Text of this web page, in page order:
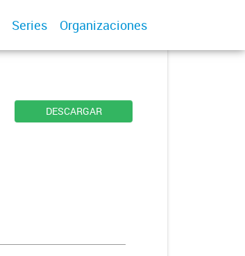
Series Organizaciones
DESCARGAR